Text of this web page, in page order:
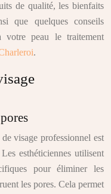
de qualité, les bienfaits
que quelques conseils
votre peau le traitement
.
visage professionnel est
esthéticiennes utilisent
pour éliminer les
les pores. Cela permet